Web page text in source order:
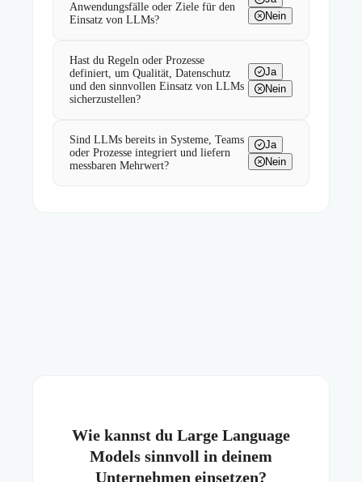
Anwendungsfälle oder Ziele für den
Einsatz von LLMs?
Nein
Hast du Regeln oder Prozesse
definiert, um Qualität, Datenschutz
und den sinnvollen Einsatz von LLMs
sicherzustellen?
Ja
Nein
Sind LLMs bereits in Systeme, Teams
oder Prozesse integriert und liefern
messbaren Mehrwert?
Ja
Nein
Wie kannst du Large Language
Models sinnvoll in deinem
Unternehmen einsetzen?